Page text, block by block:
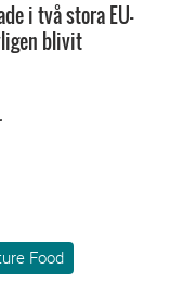
i två stora EU-
blivit
Food